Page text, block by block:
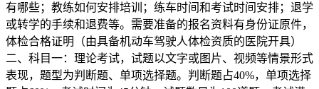
有哪些；教练如何安排培训；练车时间和考试时间安排；退学
或转学的手续和退费等。需要准备的报名资料有身份证原件，
体检合格证明（由具备机动车驾驶人体检资质的医院开具）
二、科目一：理论考试，试题以文字或图片、视频等情景形式
表现，题型为判断题、单项选择题。判断题占40%，单项选择